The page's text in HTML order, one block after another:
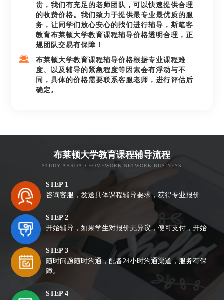
贵，我们有充足的老师团队，可以快速提供合理
的收费价格。我们致力于提供最专业最优质的服
务，让同学们放心安心的找们进行辅导，斯笔客
教育布莱顿大学教育课程辅导价格透明合理，正
规团队交易有保障！
布莱顿大学教育课程辅导价格根据专业课程难
度、以及辅导的紧急程度等因素会有浮动与不
同，具体的价格需要联系客服老师，进行评估后
确定。
布莱顿大学教育课程辅导流程
STUDY ABROAD HOMEWORK NETWORK BUSINESS
STEP 1
咨询客服，发送具体课程辅导要求，获得专业报价
STEP 2
开始辅导，如果学生对报价无异议，便可支付，开始
STEP 3
随时问题随时沟通，配备24小时沟通渠道，服务有保
障。
STEP 4